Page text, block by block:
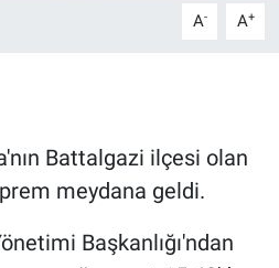
A- A+
Battalgazi ilçesi olan
meydana geldi.
Başkanlığı'ndan